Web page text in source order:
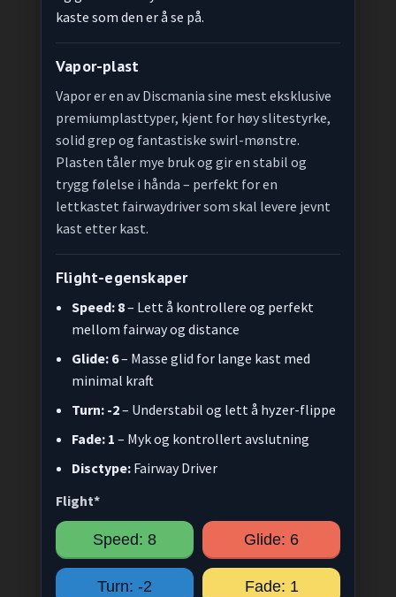
kaste som den er å se på.
Vapor-plast
Vapor er en av Discmania sine mest eksklusive
premiumplasttyper, kjent for høy slitestyrke,
solid grep og fantastiske swirl-mønstre.
Plasten tåler mye bruk og gir en stabil og
trygg følelse i hånda – perfekt for en
lettkastet fairwaydriver som skal levere jevnt
kast etter kast.
Flight-egenskaper
Speed: 8– Lett å kontrollere og perfekt
mellom fairway og distance
Glide: 6– Masse glid for lange kast med
minimal kraft
Turn: -2– Understabil og lett å hyzer-flippe
Fade: 1 – Myk og kontrollert avslutning
Disctype: Fairway Driver
Flight*
Speed: 8 Glide: 6
Turn: -2 Fade: 1